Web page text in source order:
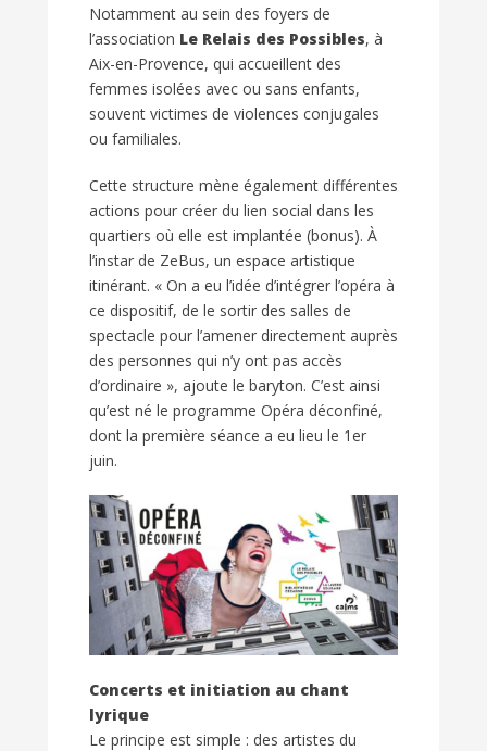
Notamment au sein des foyers de
l’association Le Relais des Possibles, à
Aix-en-Provence, qui accueillent des
femmes isolées avec ou sans enfants,
souvent victimes de violences conjugales
ou familiales.
Cette structure mène également différentes
actions pour créer du lien social dans les
quartiers où elle est implantée (bonus). À
l’instar de ZeBus, un espace artistique
itinérant. « On a eu l’idée d’intégrer l’opéra à
ce dispositif, de le sortir des salles de
spectacle pour l’amener directement auprès
des personnes qui n’y ont pas accès
d’ordinaire », ajoute le baryton. C’est ainsi
qu’est né le programme Opéra déconfiné,
dont la première séance a eu lieu le 1er
juin.
Concerts et initiation au chant
lyrique
Le principe est simple : des artistes du